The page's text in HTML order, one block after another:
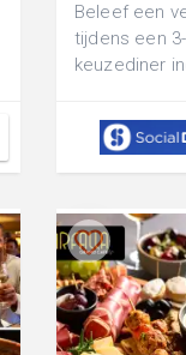
Beleef een
tijdens een
keuzediner
Rosemary